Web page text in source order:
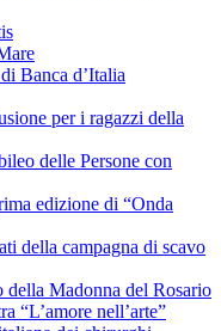
Banca d’Italia
per i ragazzi della
delle Persone con
edizione di “Onda
della campagna di scavo
della Madonna del Rosario
“L’amore nell’arte”